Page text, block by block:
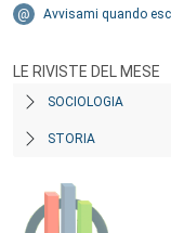
Avvisami quando
LE RIVISTE DEL MESE
SOCIOLOGIA
STORIA